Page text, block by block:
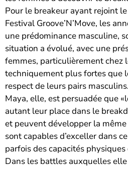
Pour le breakeur ayant rejoint
Festival Groove’N’Move, les
une prédominance masculine,
situation a évolué, avec une
femmes, particulièrement chez
techniquement plus fortes que
respect de leurs pairs
Maya, elle, est persuadée que
autant leur place dans le
et peuvent développer la
sont capables d’exceller dans
parfois des capacités
Dans les battles auxquelles